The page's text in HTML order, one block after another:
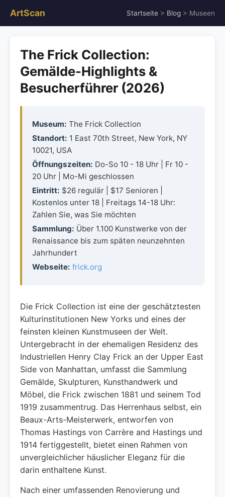
ArtScan Startseite > Blog > Museen
The Frick Collection:
Gemälde-Highlights &
Besucherführer (2026)
Museum: The Frick Collection
Standort: 1 East 70th Street, New York, NY
10021, USA
Öffnungszeiten: Do-So 10 - 18 Uhr | Fr 10 -
20 Uhr | Mo-Mi geschlossen
Eintritt: $26 regulär | $17 Senioren |
Kostenlos unter 18 | Freitags 14-18 Uhr:
Zahlen Sie, was Sie möchten
Sammlung: Über 1.100 Kunstwerke von der
Renaissance bis zum späten neunzehnten
Jahrhundert
Webseite: frick.org
Die Frick Collection ist eine der geschätztesten
Kulturinstitutionen New Yorks und eines der
feinsten kleinen Kunstmuseen der Welt.
Untergebracht in der ehemaligen Residenz des
Industriellen Henry Clay Frick an der Upper East
Side von Manhattan, umfasst die Sammlung
Gemälde, Skulpturen, Kunsthandwerk und
Möbel, die Frick zwischen 1881 und seinem Tod
1919 zusammentrug. Das Herrenhaus selbst, ein
Beaux-Arts-Meisterwerk, entworfen von
Thomas Hastings von Carrère and Hastings und
1914 fertiggestellt, bietet einen Rahmen von
unvergleichlicher häuslicher Eleganz für die
darin enthaltene Kunst.
Nach einer umfassenden Renovierung und